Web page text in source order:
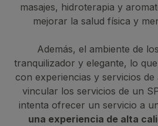
masajes, hidroterapia y
mejorar la salud física y
Además, el ambiente de
tranquilizador y elegante, lo
con experiencias y servicios de
vincular los servicios de un
intenta ofrecer un servicio a
una experiencia de alta